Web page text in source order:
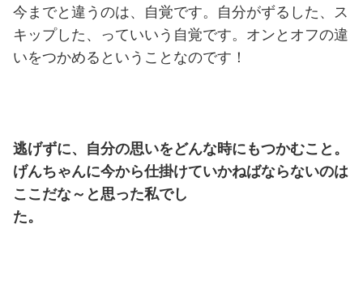
今までと違うのは、自覚です。自分がずるした、ス
キップした、っていいう自覚です。オンとオフの違
いをつかめるということなのです！
逃げずに、自分の思いをどんな時にもつかむこと。
げんちゃんに今から仕掛けていかねばならないのは
ここだな～と思った私でし
た。